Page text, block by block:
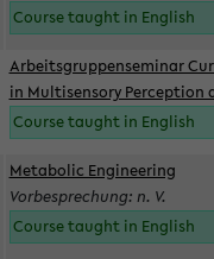
Course taught in English
Arbeitsgruppenseminar
in Multisensory Perception
Course taught in English
Metabolic Engineering
Vorbesprechung: n. V.
Course taught in English